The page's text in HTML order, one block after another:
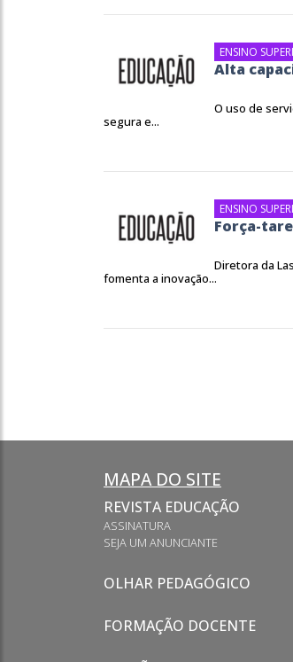
ENSINO
Alta
O uso de
segura e...
ENSINO
Força-
Diretora da
fomenta a inovação...
MAPA DO SITE
REVISTA EDUCAÇÃO
ASSINATURA
SEJA UM ANUNCIANTE
OLHAR PEDAGÓGICO
FORMAÇÃO DOCENTE